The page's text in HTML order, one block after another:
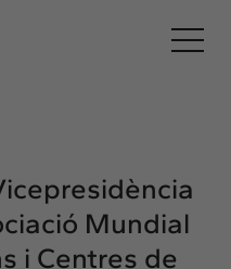
Mundial
i Centres de